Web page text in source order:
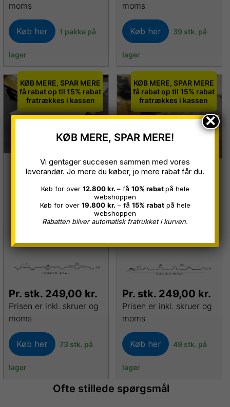
moms
Køb her 1 pakke på
lager
moms
Køb her 39 stk. på
lager
KØB MERE, SPAR MERE
få rabat op til 15% rabat
fratrækkes i kassen
VP35 Trapezplader
Hvid Ral 9010 0,50
mm B 1,00 x 3,00
Pr. stk. 249,00 kr.
Prisen er inkl. skruer og
moms
Køb her 73 stk. på
lager
KØB MERE, SPAR MERE
få rabat op til 15% rabat
fratrækkes i kassen
TP35 Trapezplader
Silver Ral 9006, 0,50
mm B 1,00 x 3,00
meter
Restparti
Pr. stk. 249,00 kr.
Prisen er inkl. skruer og
moms
Køb her 49 stk. på
lager
Ofte stillede spørgsmål
KØB MERE, SPAR MERE!
Vi gentager succesen sammen med vores
leverandør. Jo mere du køber, jo mere rabat får du.
Køb for over 12.800 kr. –få 10% rabatpå hele
webshoppen
Køb for over 19.800 kr. – få 15% rabatpå hele
webshoppen
Rabatten bliver automatisk fratrukket i kurven.
×